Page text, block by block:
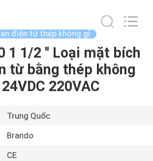
điện từ thép không gỉ
1 1/2 '' Loại mặt bích
từ bằng thép không
220VAC
Trung Quốc
Brando
CE